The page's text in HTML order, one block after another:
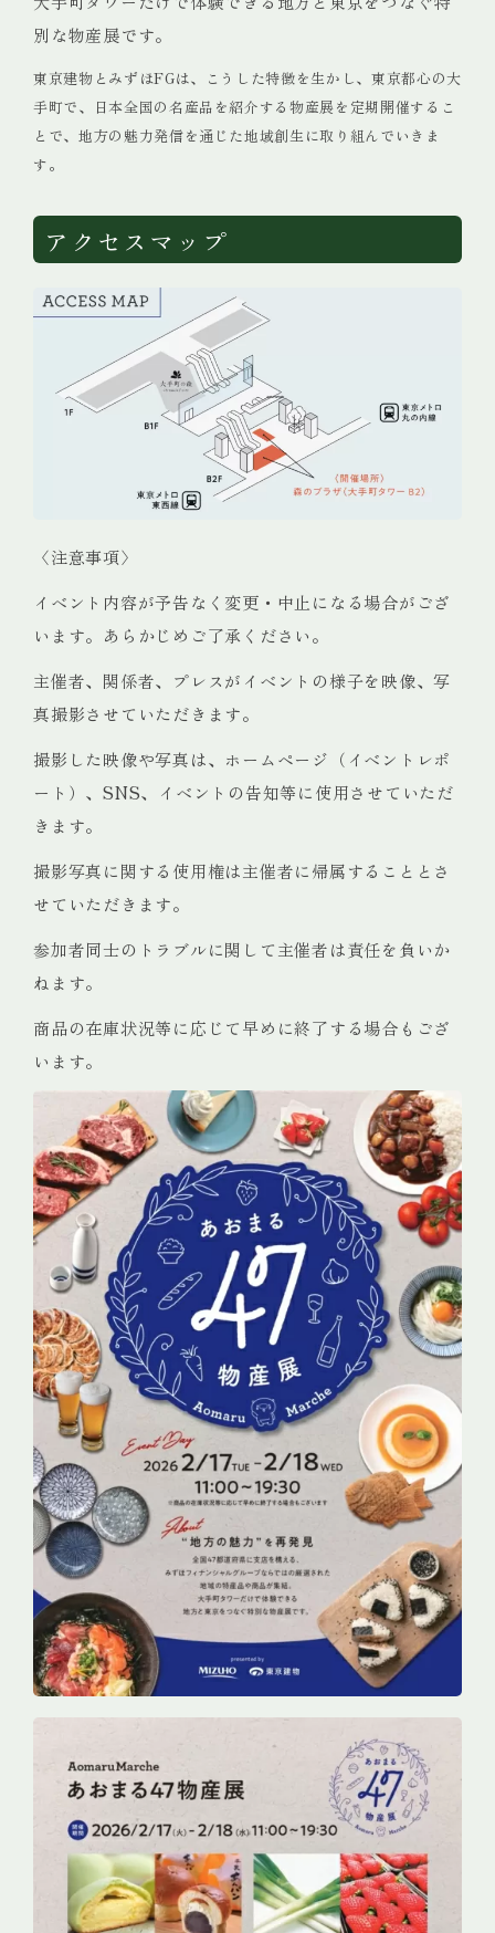
別な物産展です。
東京建物とみずほFGは、こうした特徴を生かし、東京都心の大
手町で、日本全国の名産品を紹介する物産展を定期開催するこ
とで、地方の魅力発信を通じた地域創生に取り組んでいきま
す。
アクセスマップ
〈注意事項〉
イベント内容が予告なく変更・中止になる場合がござ
います。 あらかじめご了承ください。
主催者、 関係者、 プレスがイベントの様子を映像、写
真撮影させていただきます。
撮影し た映像や写真は、ホームページ （イベントレポ
ート） 、SNS、イベントの告知等に使用させていただ
きます。
撮影写真に関する使用権は主催者に帰属することとさ
せていただきます。
参加者同士のトラブルに関して主催者は責任を負いか
ねます。
商品の在庫状況等に応じて早めに終了する場合もござ
います。